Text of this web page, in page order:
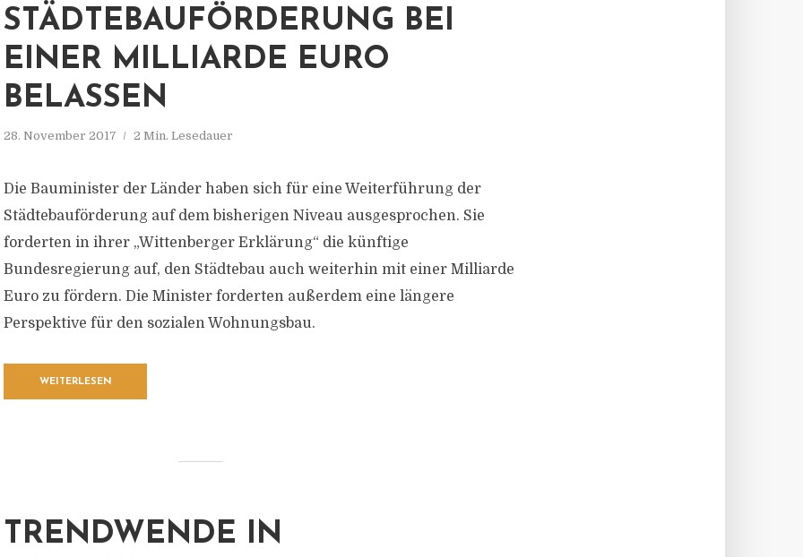
STÄDTEBAUFÖRDERUNG BEI
EINER MILLIARDE EURO
BELASSEN
28. November 2017 2 Min. Lesedauer
Die Bauminister der Länder haben sich für eine Weiterführung der
Städtebauförderung auf dem bisherigen Niveau ausgesprochen. Sie
forderten in ihrer „Wittenberger Erklärung“ die künftige
Bundesregierung auf, den Städtebau auch weiterhin mit einer Milliarde
Euro zu fördern. Die Minister forderten außerdem eine längere
Perspektive für den sozialen Wohnungsbau.
WEITERLESEN
TRENDWENDE IN